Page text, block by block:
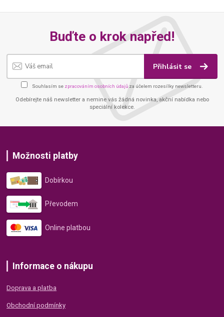
Buďte o krok napřed!
Přihlásit se
Souhlasím se zpracováním osobních údajů za účelem rozesílky newsletteru.
Odebírejte náš newsletter a nemine vás žádná novinka, akční nabídka nebo
speciální kolekce.
Možnosti platby
Dobírkou
Převodem
Online platbou
Informace o nákupu
Doprava a platba
Obchodní podmínky